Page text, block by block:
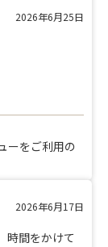
2026年6月25日
ーをご利用の
2026年6月17日
時間をかけて